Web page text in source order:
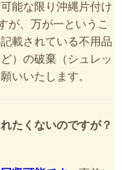
可能な限り沖縄片付け
が、万が一というこ
載されている不用品
）の破棄（シュレッ
いいたします。
たくないのですが？